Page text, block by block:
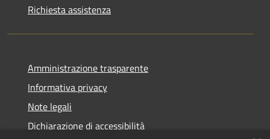
Richiesta assistenza
Amministrazione trasparente
Informativa privacy
Note legali
Dichiarazione di accessibilità